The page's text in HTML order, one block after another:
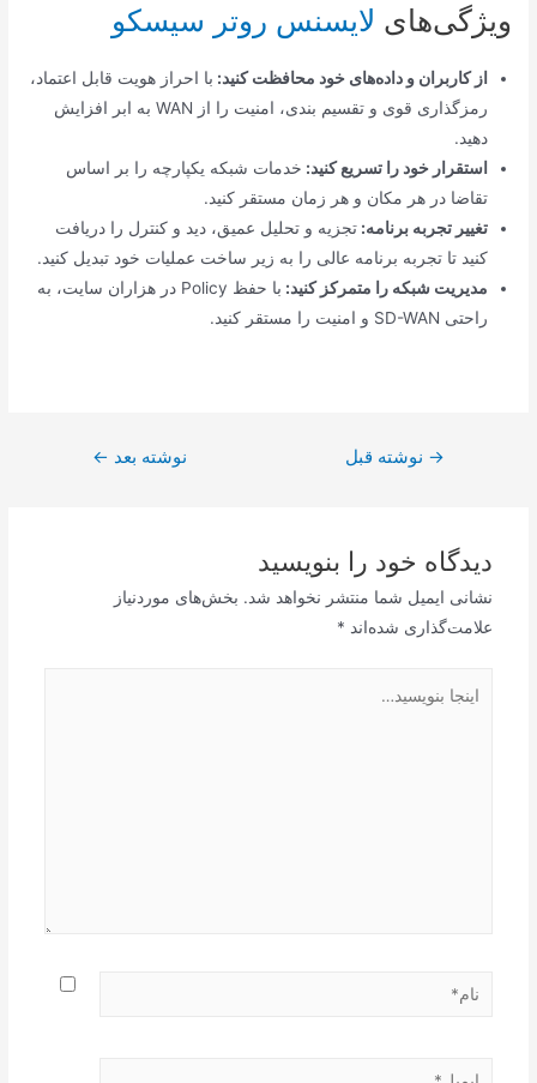
ویژگی‌های لایسنس روتر سیسکو
از کاربران و داده‌های خود محافظت کنید: با احراز هویت قابل اعتماد،
رمزگذاری قوی و تقسیم بندی، امنیت را از WAN به ابر افزایش
دهید.
استقرار خود را تسریع کنید: ​خدمات شبکه یکپارچه را بر اساس
تقاضا در هر مکان و هر زمان مستقر کنید.
تغییر تجربه برنامه:تجزیه و تحلیل عمیق، دید و کنترل را دریافت
کنید تا تجربه برنامه عالی را به زیر ساخت عملیات خود تبدیل کنید.
مدیریت شبکه را متمرکز کنید:
با حفظ Policy در هزاران سایت، به
راحتی SD-WAN و امنیت را مستقر کنید.
راهبری→ نوشته قبل نوشته بعد ←
دیدگاه‌ خود را بنویسید
نشانی ایمیل شما منتشر نخواهد شد. بخش‌های موردنیاز
علامت‌گذاری شده‌اند *
بنویسید…
نام*
ایمیل*